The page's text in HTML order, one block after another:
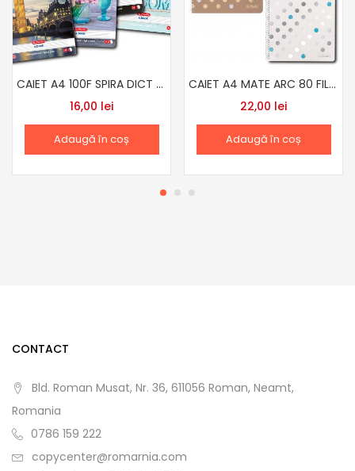
CAIET A4 100F SPIRA DICT ECONOMIC HERLITZ
16,00 lei
Adaugă în coș
CAIET A4 MATE ARC 80 FILE HERLITZ GLAM
22,00 lei
Adaugă în coș
CONTACT
Bld. Roman Musat, Nr. 36, 611056 Roman, Neamt,
Romania
0786 159 222
copycenter@romarnia.com